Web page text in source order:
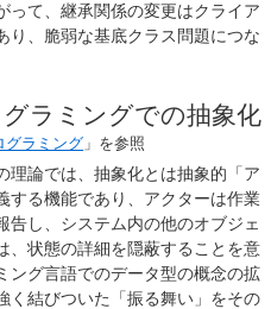
って、継承関係の変更はクライア
り、脆弱な基底クラス問題につな
ラミングでの抽象化
グラミング 」を参照
理論では、 抽象化とは抽象的「ア
する機能であり、アクターは作業
告し、システム内の他のオブジェ
、状態の詳細を隠蔽することを意
ング言語でのデータ型の概念の拡
く結びついた「振る舞い」をその